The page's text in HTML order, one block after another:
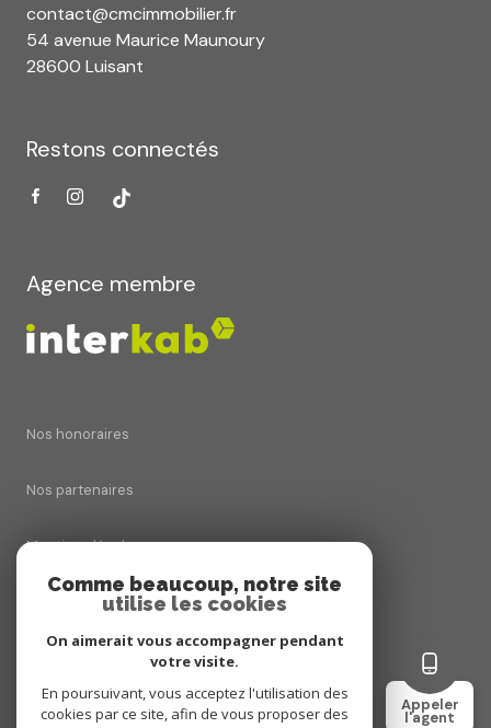
Appeler
l'agent
contact@cmcimmobilier.fr
54 avenue Maurice Maunoury
28600 Luisant
Restons connectés
Agence membre
Nos honoraires
Nos partenaires
Mentions légales
Cookies
Comme beaucoup, notre site
utilise les cookies
On aimerait vous accompagner pendant
votre visite.
En poursuivant, vous acceptez l'utilisation des
cookies par ce site, afin de vous proposer des